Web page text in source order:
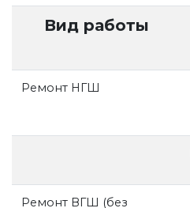
Вид работы
Ремонт НГШ
Ремонт ВГШ (без